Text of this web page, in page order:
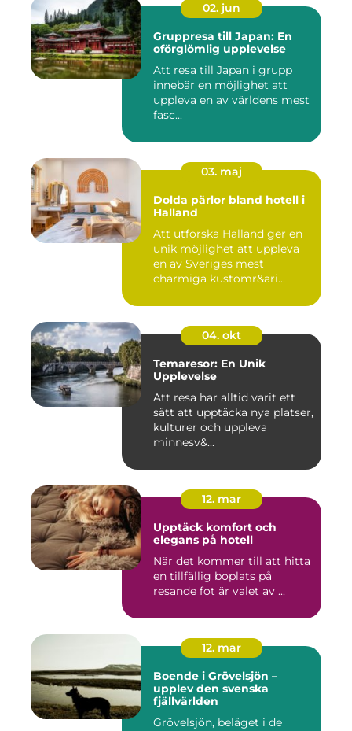
02. jun
Gruppresa till Japan: En
oförglömlig upplevelse
Att resa till Japan i grupp
innebär en möjlighet att
uppleva en av världens mest
fasc...
03. maj
Dolda pärlor bland hotell i
Halland
Att utforska Halland ger en
unik möjlighet att uppleva
en av Sveriges mest
charmiga kustomr&ari...
04. okt
Temaresor: En Unik
Upplevelse
Att resa har alltid varit ett
sätt att upptäcka nya platser,
kulturer och uppleva
minnesv&...
12. mar
Upptäck komfort och
elegans på hotell
När det kommer till att hitta
en tillfällig boplats på
resande fot är valet av ...
12. mar
Boende i Grövelsjön –
upplev den svenska
fjällvärlden
Grövelsjön, beläget i de